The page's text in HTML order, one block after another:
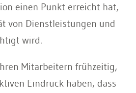
einen Punkt erreicht hat,
von Dienstleistungen und
wird.
Mitarbeitern frühzeitig,
Eindruck haben, dass